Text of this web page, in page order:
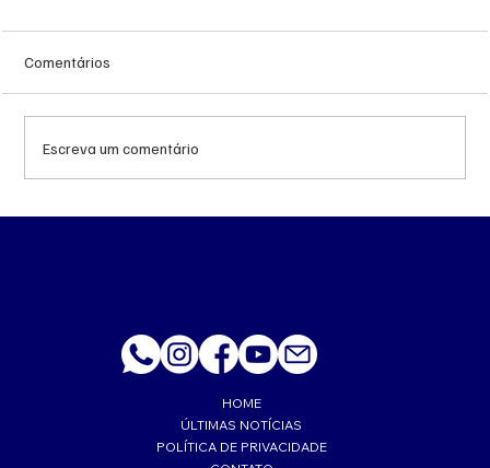
Comentários
Escreva um comentário
HOME
ÚLTIMAS NOTÍCIAS
POLÍTICA DE PRIVACIDADE